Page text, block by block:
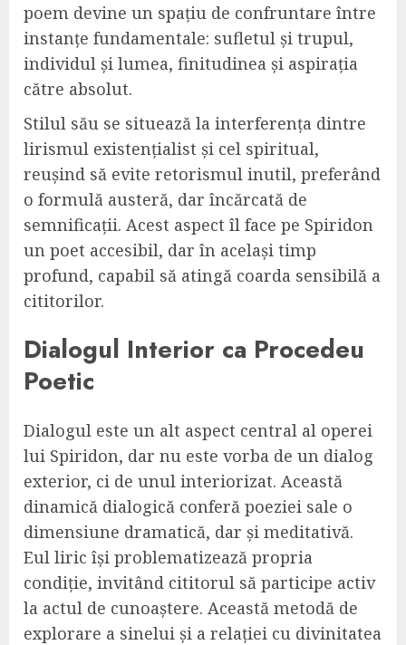
poem devine un spațiu de confruntare între
instanțe fundamentale: sufletul și trupul,
individul și lumea, finitudinea și aspirația
către absolut.
Stilul său se situează la interferența dintre
lirismul existențialist și cel spiritual,
reușind să evite retorismul inutil, preferând
o formulă austeră, dar încărcată de
semnificații. Acest aspect îl face pe Spiridon
un poet accesibil, dar în același timp
profund, capabil să atingă coarda sensibilă a
cititorilor.
Dialogul Interior ca Procedeu
Poetic
Dialogul este un alt aspect central al operei
lui Spiridon, dar nu este vorba de un dialog
exterior, ci de unul interiorizat. Această
dinamică dialogică conferă poeziei sale o
dimensiune dramatică, dar și meditativă.
Eul liric își problematizează propria
condiție, invitând cititorul să participe activ
la actul de cunoaștere. Această metodă de
explorare a sinelui și a relației cu divinitatea